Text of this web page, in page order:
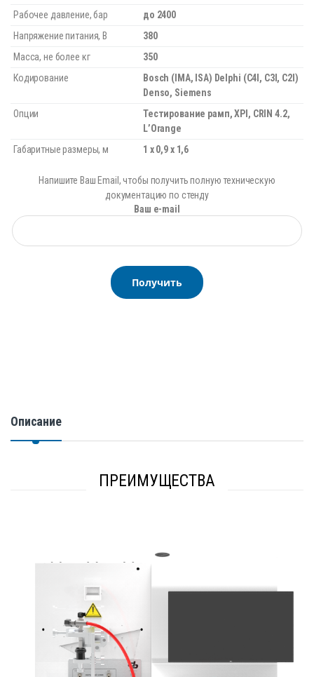
Рабочее давление, бар
до 2400
Напряжение питания, В
380
Масса, не более кг
350
Кодирование
Bosch (IMA, ISA) Delphi (C4I, C3I, C2I)
Denso, Siemens
Опции
Тестирование рамп, XPI, CRIN 4.2,
L’Orange
Габаритные размеры, м
1 x 0,9 x 1,6
Напишите Ваш Email, чтобы получить полную техническую
документацию по стенду
Ваш e-mail
Описание
ПРЕИМУЩЕСТВА